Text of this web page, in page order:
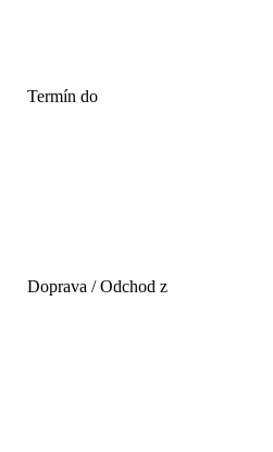
Termín do
Doprava / Odchod z